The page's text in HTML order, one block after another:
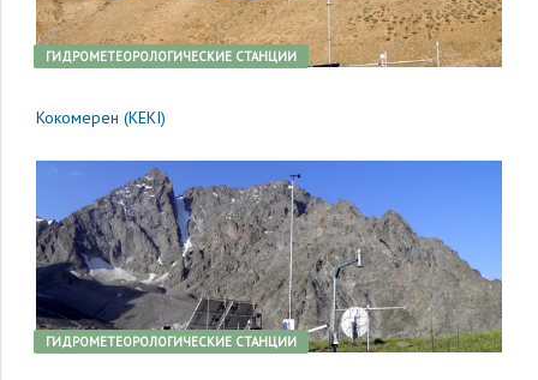
ГИДРОМЕТЕОРОЛОГИЧЕСКИЕ СТАНЦИИ
Кокомерен (KEKI)
ГИДРОМЕТЕОРОЛОГИЧЕСКИЕ СТАНЦИИ